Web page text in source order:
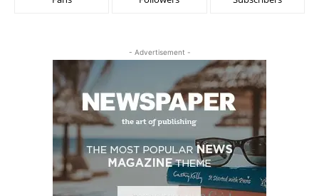
- Advertisement -